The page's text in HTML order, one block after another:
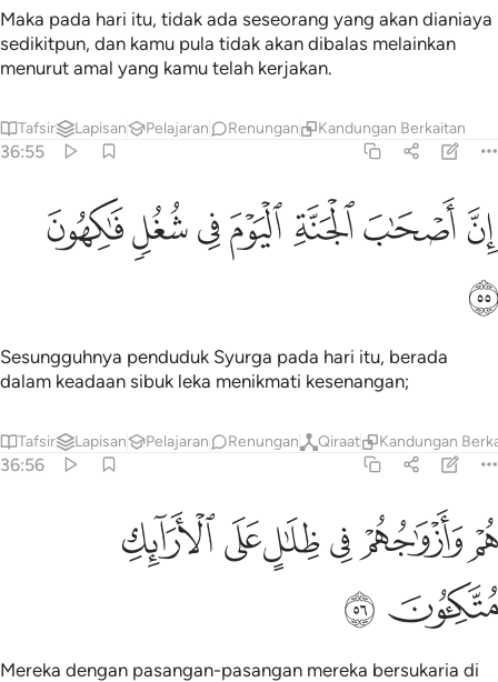
Maka pada hari itu, tidak ada seseorang yang akan dianiaya
sedikitpun, dan kamu pula tidak akan dibalas melainkan
menurut amal yang kamu telah kerjakan.
Tafsir Lapisan Pelajaran Renungan Kandungan Berkaitan
36:55
ان اصحاب الجنة اليوم في شغل فاكهون ٥٥
إِنَّ أَصْحَـٰبَ ٱلْجَنَّةِ ٱلْيَوْمَ فِى شُغُلٍۢ فَـٰكِهُونَ ٥٥
ﱁﱂﱃﱄﱅﱆﱇ
ﱈ
Sesungguhnya penduduk Syurga pada hari itu, berada
dalam keadaan sibuk leka menikmati kesenangan;
Tafsir Lapisan Pelajaran Renungan Qiraat Kandungan
36:56
هم وازواجهم في ظلال على الارايك متكيون ٥٦
هُمْ وَأَزْوَٰجُهُمْ فِى ظِلَـٰلٍ عَلَى ٱلْأَرَآئِكِ مُتَّكِـُٔونَ ٥٦
ﱉﱊﱋﱌﱍﱎ
ﱏ ﱐ
Mereka dengan pasangan-pasangan mereka bersukaria di